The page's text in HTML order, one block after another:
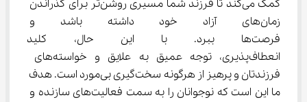
کمک می‌کند تا فرزند شما مسیری روشن‌تر برای گذراندن
زمان‌های آزاد خود داشته باشد و
فرصت‌ها ببرد. با این حال،
انعطاف‌پذیری، توجه عمیق به علایق و خواسته‌های
فرزندتان و پرهیز از هرگونه سخت‌گیری بی‌مورد است. هدف
ما این است که نوجوانان را به سمت فعالیت‌های سازنده و